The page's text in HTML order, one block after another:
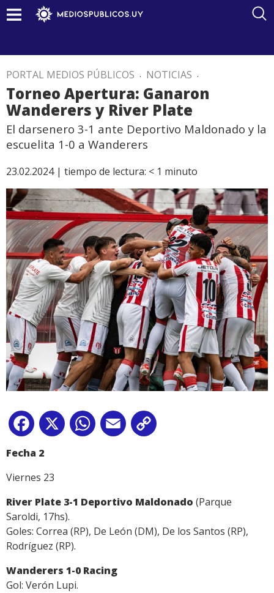
PORTAL MEDIOS PÚBLICOS . NOTICIAS .
Torneo Apertura: Ganaron
Wanderers y River Plate
El darsenero 3-1 ante Deportivo Maldonado y la
escuelita 1-0 a Wanderers
23.02.2024 | tiempo de lectura: < 1 minuto
Facebook
X WhatsApp
Email
Fecha 2
Viernes 23
River Plate 3-1 Deportivo Maldonado (Parque
Saroldi, 17hs).
Goles: Correa (RP), De León (DM), De los Santos (RP),
Rodríguez (RP).
Wanderers 1-0 Racing
Gol: Verón Lupi.